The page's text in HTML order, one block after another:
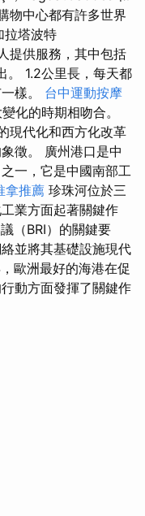
物中心都有許多世界
拉塔波特
提供服務，其中包括
。 1.2公里長，每天都
樣。 台中運動按摩
化的時期相吻合。
現代化和西方化改革
徵。 廣州港口是中
一，它是中國南部工
拿推薦 珍珠河位於三
業方面起著關鍵作
（BRI）的關鍵要
並將其基礎設施現代
歐洲最好的海港在促
動方面發揮了關鍵作